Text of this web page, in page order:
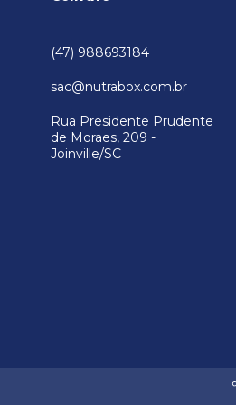
(47) 988693184
sac@nutrabox.com.br
Rua Presidente Prudente
de Moraes, 209 -
Joinville/SC